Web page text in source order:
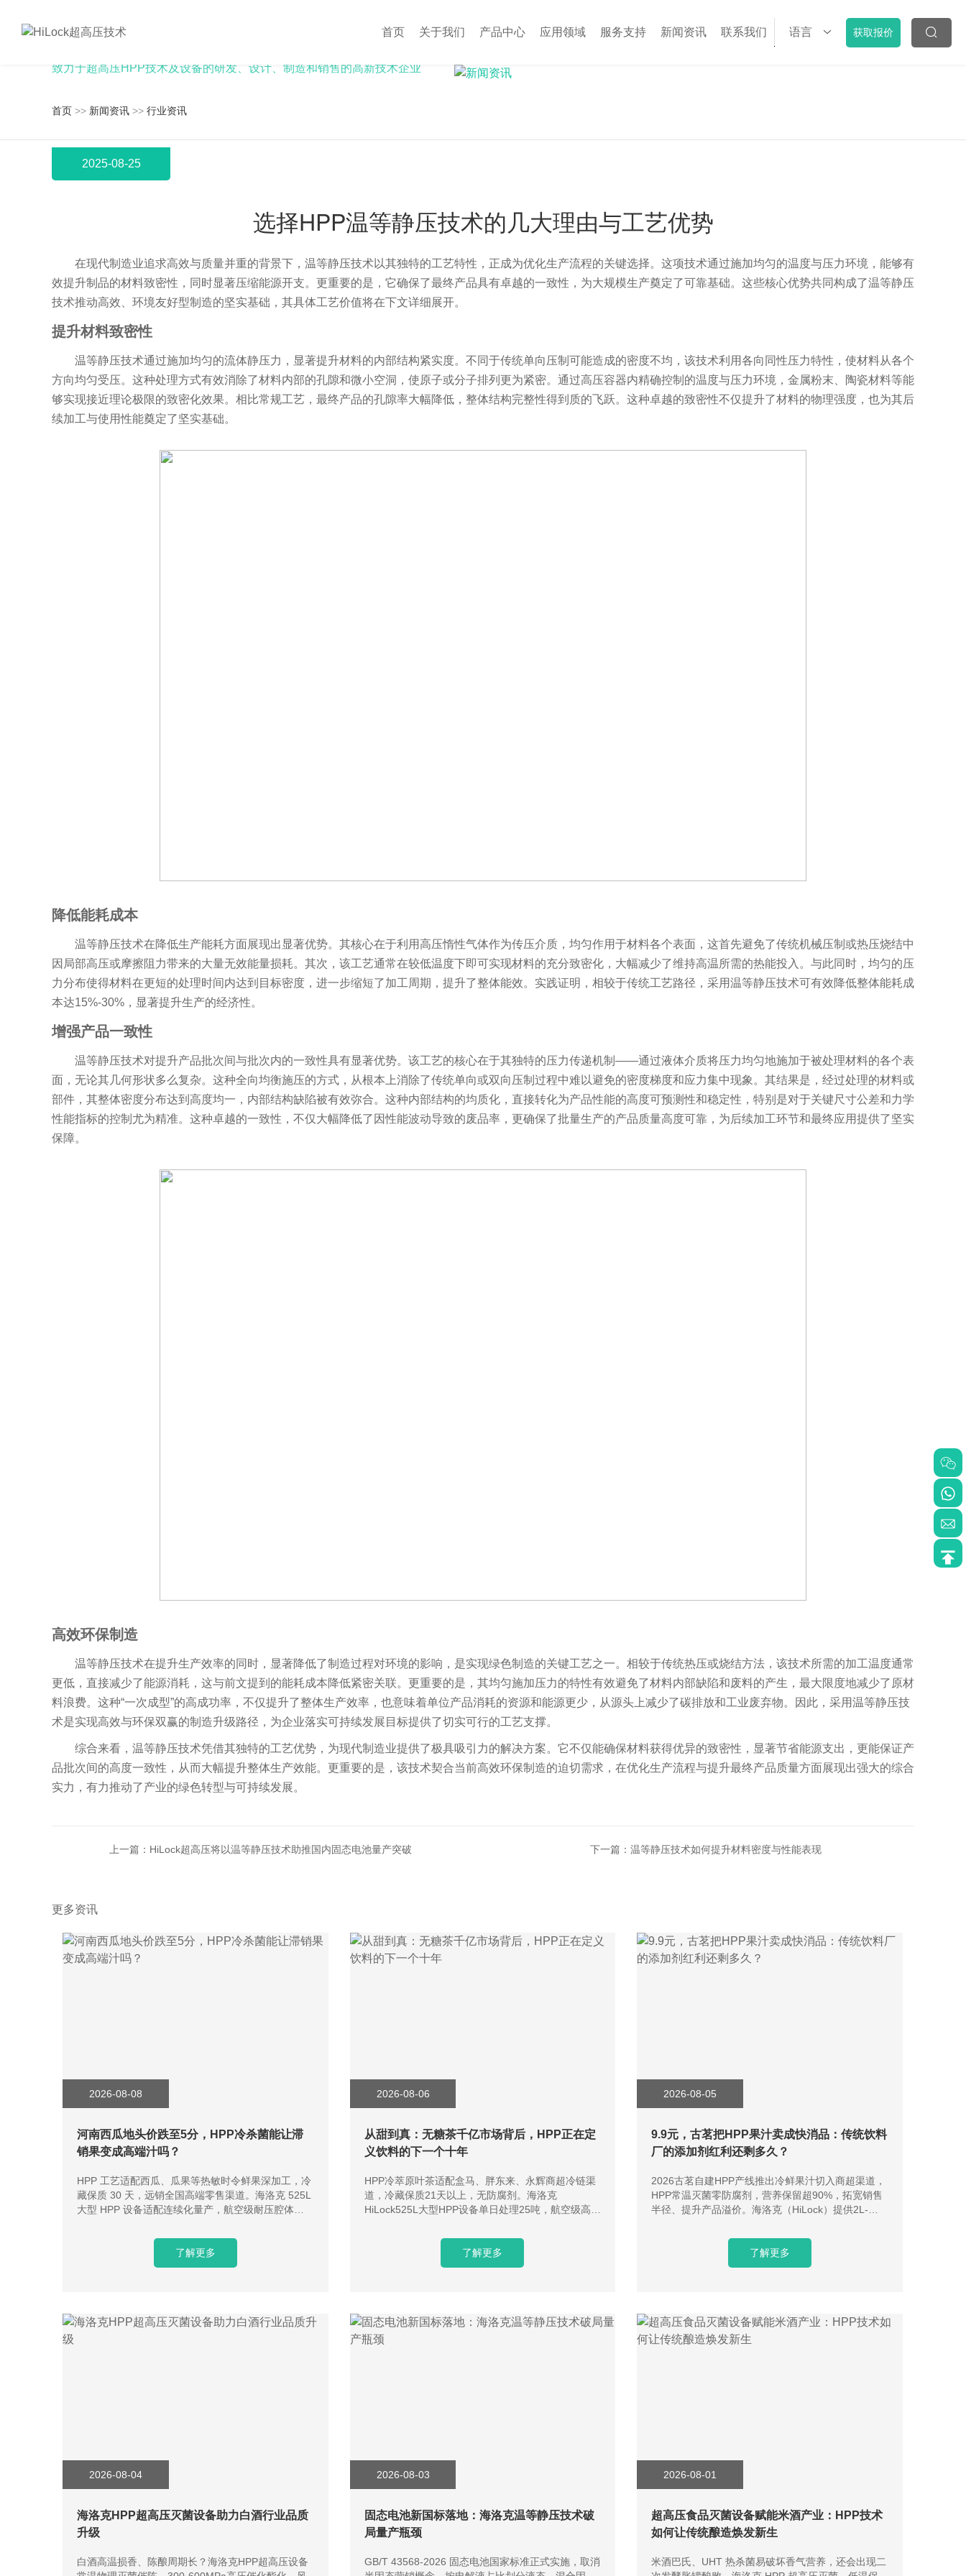
首页 关于我们 产品中心 应用领域 服务支持 新闻资讯 联系我们 语言 获取报价
新闻资讯
致力于超高压HPP技术及设备的研发、设计、制造和销售的高新技术企业
首页 >> 新闻资讯 >> 行业资讯
2025-08-25
选择HPP温等静压技术的几大理由与工艺优势
在现代制造业追求高效与质量并重的背景下，温等静压技术以其独特的工艺特性，正成为优化生产流程的关键选择。这项技术通过施加均匀的温度与压力环境，能够有
效提升制品的材料致密性，同时显著压缩能源开支。更重要的是，它确保了最终产品具有卓越的一致性，为大规模生产奠定了可靠基础。这些核心优势共同构成了温等静压
技术推动高效、环境友好型制造的坚实基础，其具体工艺价值将在下文详细展开。
提升材料致密性
温等静压技术通过施加均匀的流体静压力，显著提升材料的内部结构紧实度。不同于传统单向压制可能造成的密度不均，该技术利用各向同性压力特性，使材料从各个
方向均匀受压。这种处理方式有效消除了材料内部的孔隙和微小空洞，使原子或分子排列更为紧密。通过高压容器内精确控制的温度与压力环境，金属粉末、陶瓷材料等能
够实现接近理论极限的致密化效果。相比常规工艺，最终产品的孔隙率大幅降低，整体结构完整性得到质的飞跃。这种卓越的致密性不仅提升了材料的物理强度，也为其后
续加工与使用性能奠定了坚实基础。
降低能耗成本
温等静压技术在降低生产能耗方面展现出显著优势。其核心在于利用高压惰性气体作为传压介质，均匀作用于材料各个表面，这首先避免了传统机械压制或热压烧结中
因局部高压或摩擦阻力带来的大量无效能量损耗。其次，该工艺通常在较低温度下即可实现材料的充分致密化，大幅减少了维持高温所需的热能投入。与此同时，均匀的压
力分布使得材料在更短的处理时间内达到目标密度，进一步缩短了加工周期，提升了整体能效。实践证明，相较于传统工艺路径，采用温等静压技术可有效降低整体能耗成
本达15%-30%，显著提升生产的经济性。
增强产品一致性
温等静压技术对提升产品批次间与批次内的一致性具有显著优势。该工艺的核心在于其独特的压力传递机制——通过液体介质将压力均匀地施加于被处理材料的各个表
面，无论其几何形状多么复杂。这种全向均衡施压的方式，从根本上消除了传统单向或双向压制过程中难以避免的密度梯度和应力集中现象。其结果是，经过处理的材料或
部件，其整体密度分布达到高度均一，内部结构缺陷被有效弥合。这种内部结构的均质化，直接转化为产品性能的高度可预测性和稳定性，特别是对于关键尺寸公差和力学
性能指标的控制尤为精准。这种卓越的一致性，不仅大幅降低了因性能波动导致的废品率，更确保了批量生产的产品质量高度可靠，为后续加工环节和最终应用提供了坚实
保障。
高效环保制造
温等静压技术在提升生产效率的同时，显著降低了制造过程对环境的影响，是实现绿色制造的关键工艺之一。相较于传统热压或烧结方法，该技术所需的加工温度通常
更低，直接减少了能源消耗，这与前文提到的能耗成本降低紧密关联。更重要的是，其均匀施加压力的特性有效避免了材料内部缺陷和废料的产生，最大限度地减少了原材
料浪费。这种“一次成型”的高成功率，不仅提升了整体生产效率，也意味着单位产品消耗的资源和能源更少，从源头上减少了碳排放和工业废弃物。因此，采用温等静压技
术是实现高效与环保双赢的制造升级路径，为企业落实可持续发展目标提供了切实可行的工艺支撑。
综合来看，温等静压技术凭借其独特的工艺优势，为现代制造业提供了极具吸引力的解决方案。它不仅能确保材料获得优异的致密性，显著节省能源支出，更能保证产
品批次间的高度一致性，从而大幅提升整体生产效能。更重要的是，该技术契合当前高效环保制造的迫切需求，在优化生产流程与提升最终产品质量方面展现出强大的综合
实力，有力推动了产业的绿色转型与可持续发展。
上一篇：HiLock超高压将以温等静压技术助推国内固态电池量产突破 下一篇：温等静压技术如何提升材料密度与性能表现
更多资讯
2026-08-08
河南西瓜地头价跌至5分，HPP冷杀菌能让滞
销果变成高端汁吗？
HPP 工艺适配西瓜、瓜果等热敏时令鲜果深加工，冷
藏保质 30 天，远销全国高端零售渠道。海洛克 525L
大型 HPP 设备适配连续化量产，航空级耐压腔体稳
服务，助力农产品深加工企业提质增收。
了解更多
2026-08-06
从甜到真：无糖茶千亿市场背后，HPP正在定
义饮料的下一个十年
HPP冷萃原叶茶适配盒马、胖东来、永辉商超冷链渠
道，冷藏保质21天以上，无防腐剂。海洛克
HiLock525L大型HPP设备单日处理25吨，航空级高压
务，助力茶饮品牌打造差异化健康饮品。
了解更多
2026-08-05
9.9元，古茗把HPP果汁卖成快消品：传统饮料
厂的添加剂红利还剩多久？
2026古茗自建HPP产线推出冷鲜果汁切入商超渠道，
HPP常温灭菌零防腐剂，营养保留超90%，拓宽销售
半径、提升产品溢价。海洛克（HiLock）提供2L-
服务，适配新式茶饮品牌落地。
了解更多
2026-08-04
海洛克HPP超高压灭菌设备助力白酒行业品质
升级
白酒高温损香、陈酿周期长？海洛克HPP超高压设备
2026-08-03
固态电池新国标落地：海洛克温等静压技术破
局量产瓶颈
GB/T 43568‑2026 固态电池国家标准正式实施，取消
2026-08-01
超高压食品灭菌设备赋能米酒产业：HPP技术
如何让传统酿造焕发新生
米酒巴氏、UHT 热杀菌易破坏香气营养，还会出现二